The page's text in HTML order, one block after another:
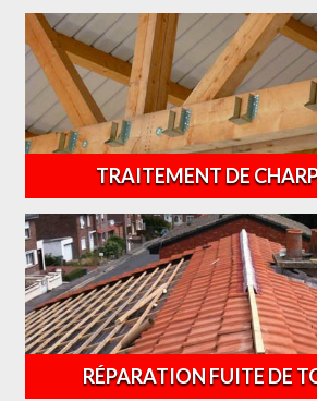
TRAITEMENT DE
RÉPARATION FUITE DE